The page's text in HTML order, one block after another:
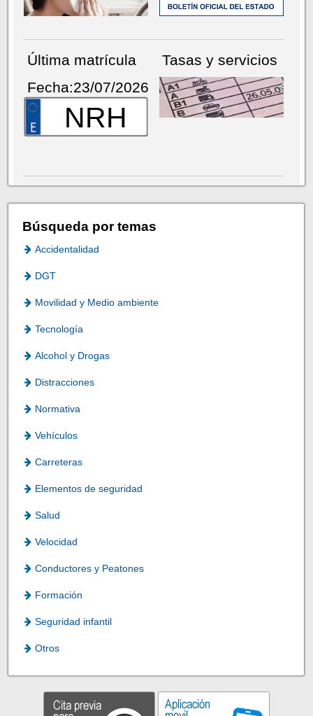
Última matrícula
Fecha:23/07/2026
NRH
Tasas y servicios
Búsqueda por temas
Accidentalidad
DGT
Movilidad y Medio ambiente
Tecnología
Alcohol y Drogas
Distracciones
Normativa
Vehículos
Carreteras
Elementos de seguridad
Salud
Velocidad
Conductores y Peatones
Formación
Seguridad infantil
Otros